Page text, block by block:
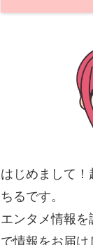
はじめまして
ちるです。
エンタメ情報
で情報をお届け